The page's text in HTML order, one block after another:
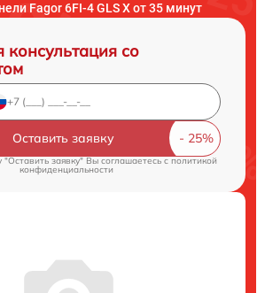
Fagor 6FI-4 GLS X от 35 минут
консультация со
Оставить заявку
заявку" Вы соглашаетесь cполитикой
конфиденциальности